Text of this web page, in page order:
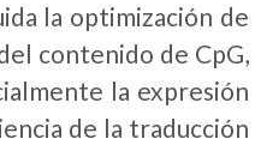
la optimización de
contenido de CpG,
la expresión
de la traducción